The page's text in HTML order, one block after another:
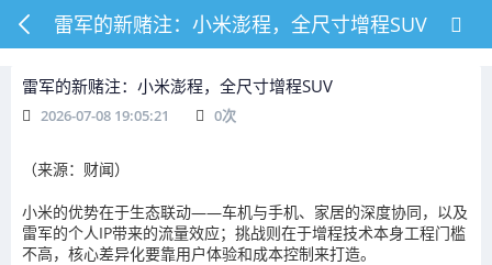
雷军的新赌注：小米澎程，全尺寸增程SUV
雷军的新赌注：小米澎程，全尺寸增程SUV
2026-07-08 19:05:21 0次
（来源：财闻）
小米的优势在于生态联动——车机与手机、家居的深度协同，以及
雷军的个人IP带来的流量效应；挑战则在于增程技术本身工程门槛
不高，核心差异化要靠用户体验和成本控制来打造。